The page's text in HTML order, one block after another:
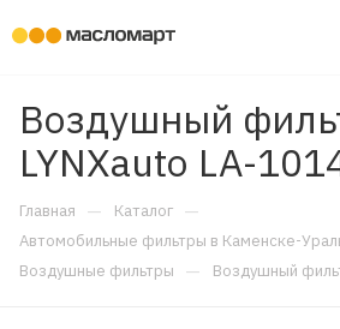
Воздушный
LYNXauto LA-
Главная — Каталог —
Автомобильные фильтры в Каменске-
Воздушные фильтры — Воздушный